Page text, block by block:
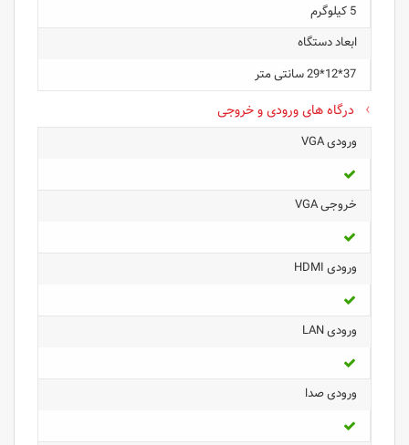
5 کیلوگرم
ابعاد دستگاه
37*12*29 سانتی متر
درگاه های ورودی و خروجی
ورودی VGA
خروجی VGA
ورودی HDMI
ورودی LAN
ورودی صدا